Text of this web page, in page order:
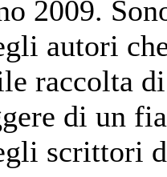
2009.
autori
raccolta
di un
scrittori